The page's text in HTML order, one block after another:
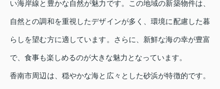
い海岸線と豊かな自然が魅力です。この地域の新築物件は、
自然との調和を重視したデザインが多く、環境に配慮した暮
らしを望む方に適しています。さらに、新鮮な海の幸が豊富
で、食事も楽しめるのが大きな魅力となっています。
香南市周辺は、穏やかな海と広々とした砂浜が特徴的です。